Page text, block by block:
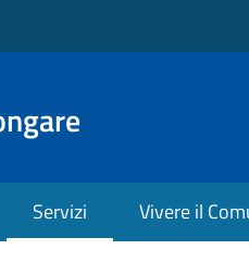
Servizi Vivere il